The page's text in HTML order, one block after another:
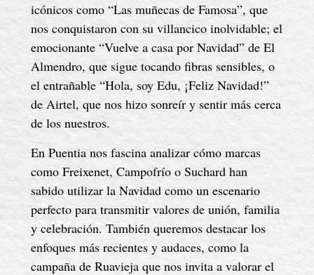
icónicos como “Las muñecas de Famosa”, que
nos conquistaron con su villancico inolvidable; el
emocionante “Vuelve a casa por Navidad” de El
Almendro, que sigue tocando fibras sensibles, o
el entrañable “Hola, soy Edu, ¡Feliz Navidad!”
de Airtel, que nos hizo sonreír y sentir más cerca
de los nuestros.
En Puentia nos fascina analizar cómo marcas
como Freixenet, Campofrío o Suchard han
sabido utilizar la Navidad como un escenario
perfecto para transmitir valores de unión, familia
y celebración. También queremos destacar los
enfoques más recientes y audaces, como la
campaña de Ruavieja que nos invita a valorar el